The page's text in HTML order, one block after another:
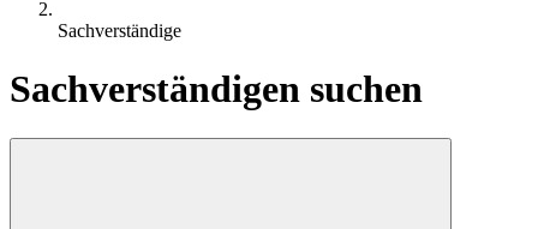
Sachverständige
Sachverständigen suchen